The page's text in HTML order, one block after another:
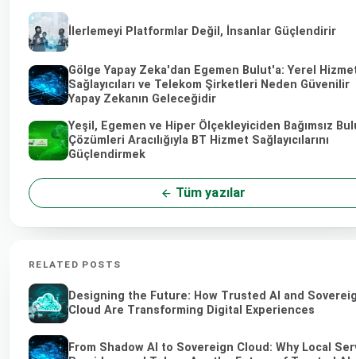
İlerlemeyi Platformlar Değil, İnsanlar Güçlendirir
Gölge Yapay Zeka'dan Egemen Bulut'a: Yerel
Sağlayıcıları ve Telekom Şirketleri Neden Güvenilir
Yapay Zekanın Geleceğidir
Yeşil, Egemen ve Hiper Ölçekleyiciden Bağımsız
Çözümleri Aracılığıyla BT Hizmet Sağlayıcılarını
Güçlendirmek
Tüm yazılar
RELATED POSTS
Designing the Future: How Trusted AI and
Cloud Are Transforming Digital Experiences
From Shadow AI to Sovereign Cloud: Why Local